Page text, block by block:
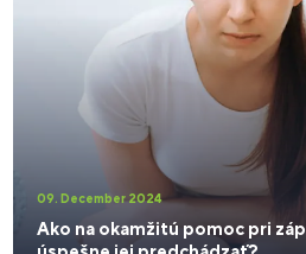
09. December 2024
Ako na okamžitú pomoc pri